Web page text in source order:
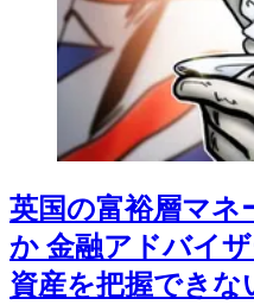
英国の富裕層マネ
か 金融アドバイ
資産を把握できな